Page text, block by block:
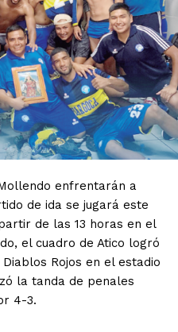
enfrentarán a
de ida se jugará este
de las 13 horas en el
el cuadro de Atico logró
Rojos en el estadio
la tanda de penales
4-3.